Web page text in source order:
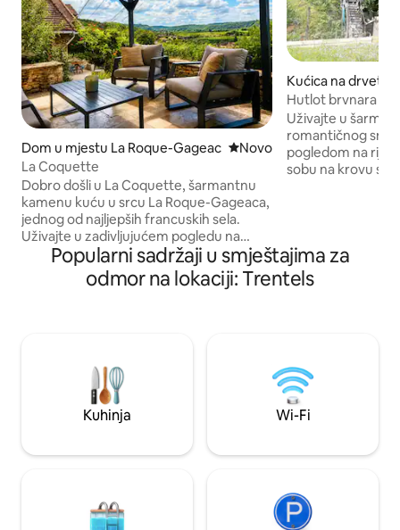
Dom u mjestu La Roque-Gageac Novi smještaj
Novo
La Coquette
Dobro došli u La Coquette, šarmantnu
kamenu kuću u srcu La Roque-Gageaca,
jednog od najljepših francuskih sela.
Uživajte u zadivljujućem pogledu na
dolinu Dordogne, obližnjim kafićima,
prodavnicama i šetnjama uz rijeku. Iz
kuće gledajte balone na vrući zrak u zoru
atmosferi. U blizini Sarlata, Dommea,
Beynaca i još mnogo toga, to je idealna
baza za romantični odmor ili porodični
Kućica na drvetu
enne-d'Agenais
Hutlot brvnara smještena s pogledom na
rijeku
Uživajte u
romantičnog
pogledom na rijeku na 3 nivoa ,
sobu na krovu
uključuje još 4
nezavisnim
Brojni besplatni kanu, veslanje na dasci,
Popularni sadržaji u smještajima za
odmor na lokaciji: Trentels
Kuhinja Wi-Fi